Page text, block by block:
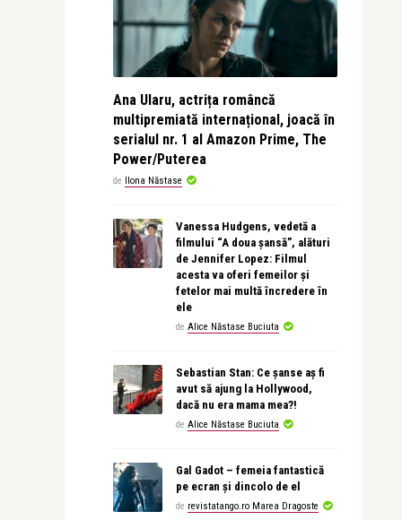
Ana Ularu, actrița româncă
multipremiată internațional, joacă în
serialul nr. 1 al Amazon Prime, The
Power/Puterea
de Ilona Năstase
Vanessa Hudgens, vedetă a
filmului “A doua șansă”, alături
de Jennifer Lopez: Filmul
acesta va oferi femeilor și
fetelor mai multă încredere în
ele
de Alice Năstase Buciuta
Sebastian Stan: Ce șanse aș fi
avut să ajung la Hollywood,
dacă nu era mama mea?!
de Alice Năstase Buciuta
Gal Gadot – femeia fantastică
pe ecran și dincolo de el
de revistatango.ro Marea Dragoste